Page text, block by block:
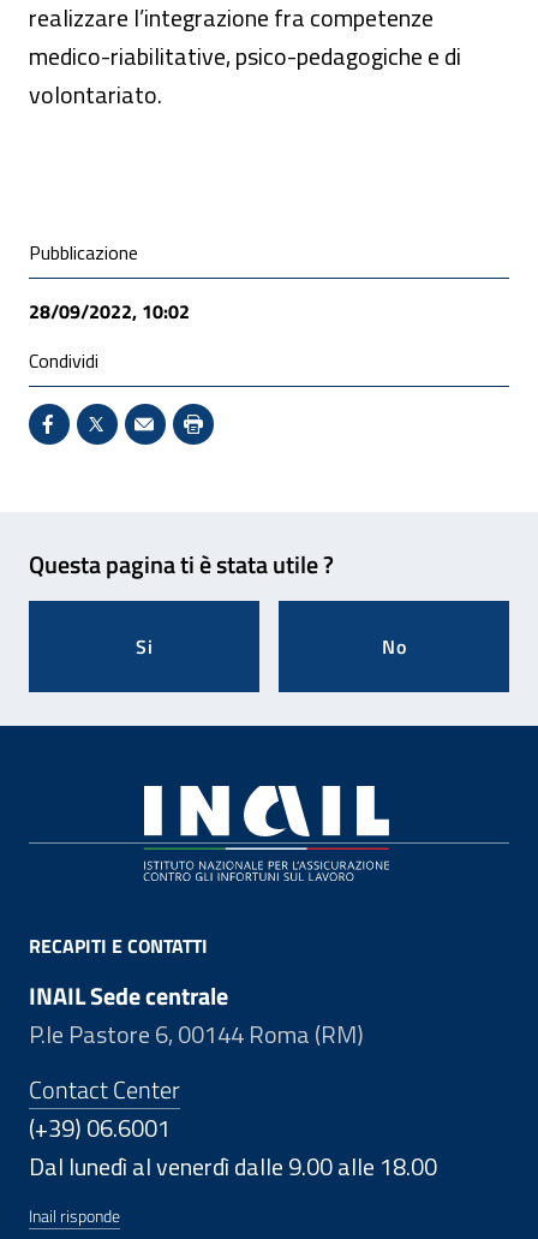
realizzare l’integrazione fra competenze
medico-riabilitative, psico-pedagogiche e di
volontariato.
Condivisione social
Pubblicazione
28/09/2022, 10:02
Condividi
Condividi su Facebook - Sito esterno - Apertura in
X - Sito esterno - Apertura in nuova finestra
Invio Mail: apre il programma di posta
Stampa pagina: scelta meno
Questa pagina ti è stata utile ?
Si No
RECAPITI E CONTATTI
INAIL Sede centrale
P.le Pastore 6, 00144 Roma (RM)
Contact Center
(+39) 06.6001
Dal lunedì al venerdì dalle 9.00 alle 18.00
Inail risponde